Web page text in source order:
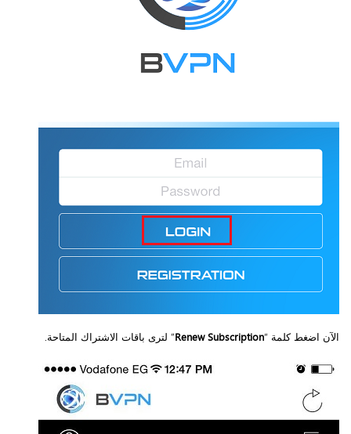
الآن اضغط كلمة “Renew Subscription” لترى باقات الاشتراك المتاحة.